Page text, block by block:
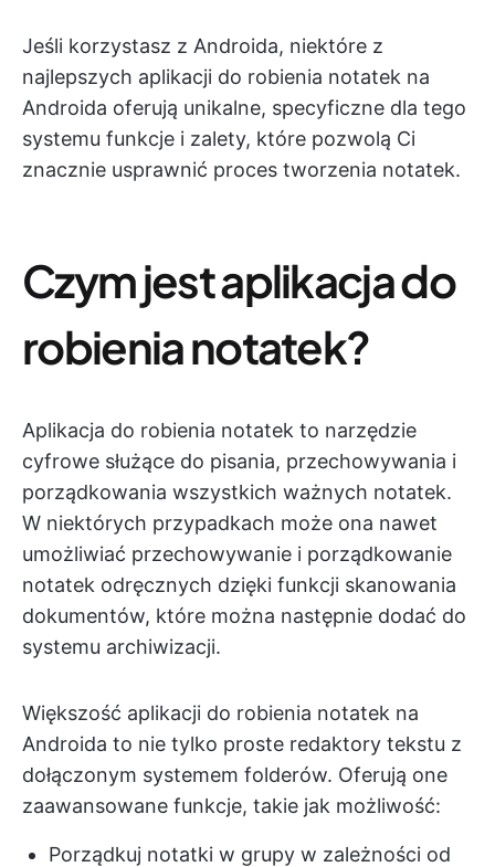
Jeśli korzystasz z Androida, niektóre z
najlepszych aplikacji do robienia notatek na
Androida oferują unikalne, specyficzne dla tego
systemu funkcje i zalety, które pozwolą Ci
znacznie usprawnić proces tworzenia notatek.
Czym jest aplikacja do
robienia notatek?
Aplikacja do robienia notatek to narzędzie
cyfrowe służące do pisania, przechowywania i
porządkowania wszystkich ważnych notatek.
W niektórych przypadkach może ona nawet
umożliwiać przechowywanie i porządkowanie
notatek odręcznych dzięki funkcji skanowania
dokumentów, które można następnie dodać do
systemu archiwizacji.
Większość aplikacji do robienia notatek na
Androida to nie tylko proste redaktory tekstu z
dołączonym systemem folderów. Oferują one
zaawansowane funkcje, takie jak możliwość:
Porządkuj notatki w grupy w zależności od